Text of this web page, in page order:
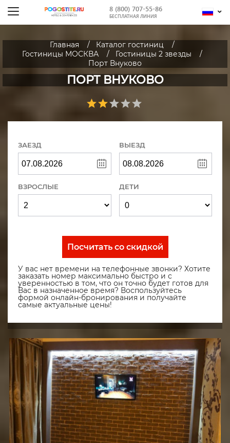
8 (800) 707-55-86
БЕСПЛАТНАЯ ЛИНИЯ
Главная
Каталог гостиниц
Гостиницы МОСКВА
Гостиницы 2 звезды
Порт Внуково
ПОРТ ВНУКОВО
ЗАЕЗД ВЫЕЗД
ВЗРОСЛЫЕ ДЕТИ
Посчитать со скидкой
У вас нет времени на телефонные звонки? Хотите
заказать номер максимально быстро и с
уверенностью в том, что он точно будет готов для
Вас в назначенное время? Воспользуйтесь
формой онлайн-бронирования и получайте
самые актуальные цены!